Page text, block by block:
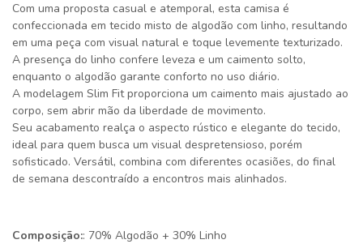
Com uma proposta casual e atemporal, esta camisa é
confeccionada em tecido misto de algodão com linho, resultando
em uma peça com visual natural e toque levemente texturizado.
A presença do linho confere leveza e um caimento solto,
enquanto o algodão garante conforto no uso diário.
A modelagem Slim Fit proporciona um caimento mais ajustado ao
corpo, sem abrir mão da liberdade de movimento.
Seu acabamento realça o aspecto rústico e elegante do tecido,
ideal para quem busca um visual despretensioso, porém
sofisticado. Versátil, combina com diferentes ocasiões, do final
de semana descontraído a encontros mais alinhados.
Composição:: 70% Algodão + 30% Linho